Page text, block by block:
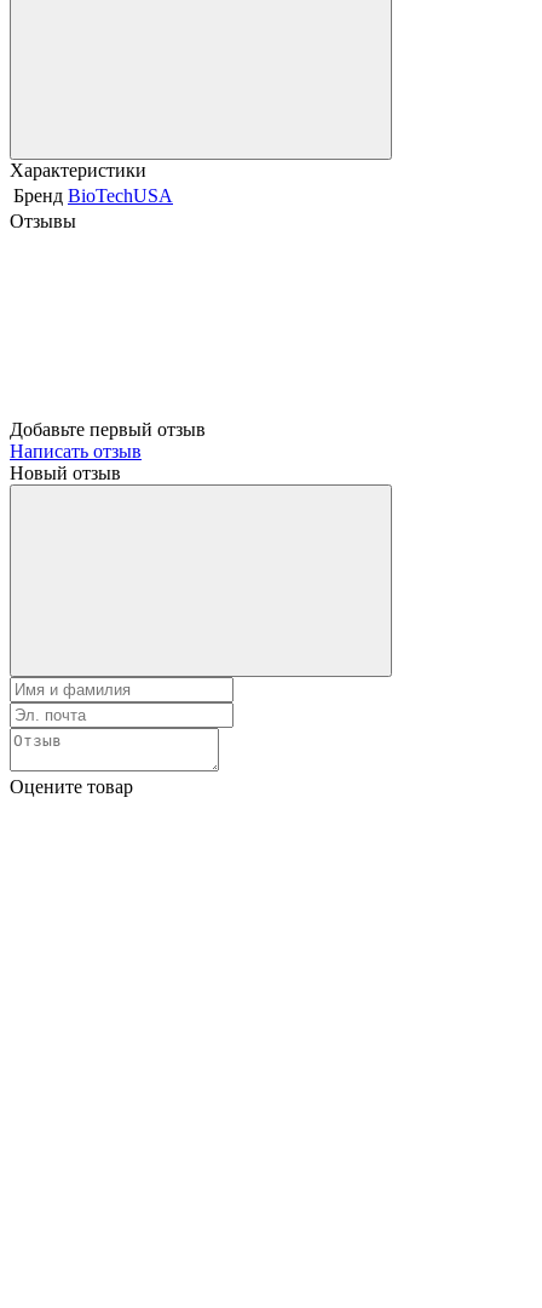
Характеристики
Бренд BioTechUSA
Отзывы
Добавьте первый отзыв
Написать отзыв
Новый отзыв
Оцените товар